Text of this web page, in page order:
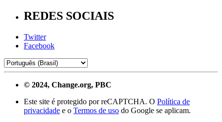
REDES SOCIAIS
Twitter
Facebook
© 2024, Change.org, PBC
Este site é protegido por reCAPTCHA. O Política de
privacidade e o Termos de uso do Google se aplicam.